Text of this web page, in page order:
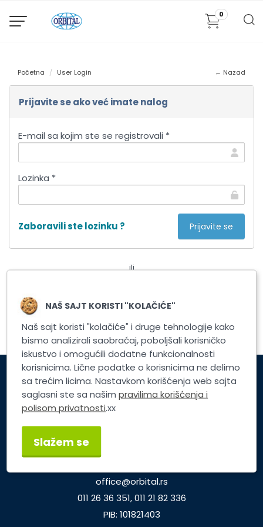
0
Početna User Login ← Nazad
Prijavite se ako već imate nalog
E-mail sa kojim ste se registrovali *
Lozinka *
Zaboravili ste lozinku ?
ili
Registrujte nalog
Korisnički servis
Brzi linkovi
office@orbital.rs
011 26 36 351, 011 21 82 336
PIB: 101821403
NAŠ SAJT KORISTI "KOLAČIĆE"
Naš sajt koristi "kolačiće" i druge tehnologije kako
bismo analizirali saobraćaj, poboljšali korisničko
iskustvo i omogućili dodatne funkcionalnosti
korisnicima. Lične podatke o korisnicima ne delimo
sa trećim licima. Nastavkom korišćenja web sajta
saglasni ste sa našimpravilima korišćenja i
polisom privatnosti.xx
Slažem se